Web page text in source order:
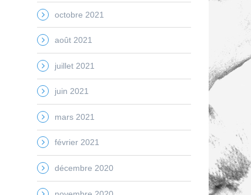
octobre 2021
août 2021
juillet 2021
juin 2021
mars 2021
février 2021
décembre 2020